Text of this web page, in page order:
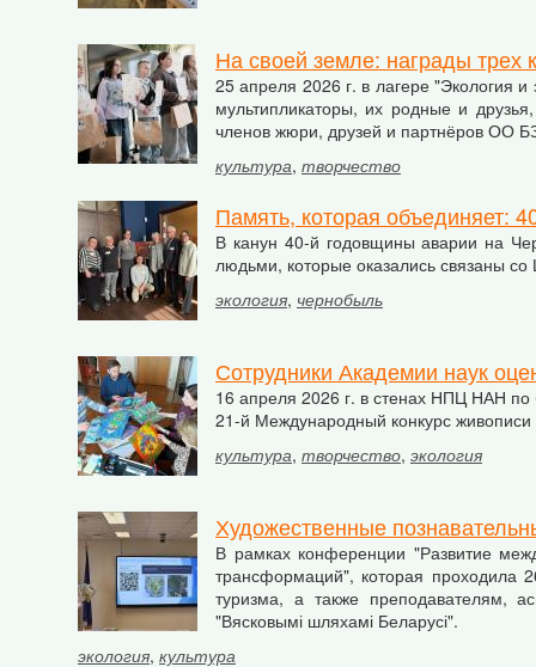
На своей земле: награды
25 апреля 2026 г. в лагере "Экология
мультипликаторы, их родные и
членов жюри, друзей и партнёров ОО
культура, творчество
Память, которая объединяет:
В канун 40-й годовщины аварии на
людьми, которые оказались связаны
экология, чернобыль
Сотрудники Академии наук
16 апреля 2026 г. в стенах НПЦ НАН по
21-й Международный конкурс
культура, творчество, экология
Художественные
В рамках конференции "Развитие
трансформаций", которая проходила
туризма, а также преподавателям,
"Вясковымі шляхамі Беларусі".
экология, культура